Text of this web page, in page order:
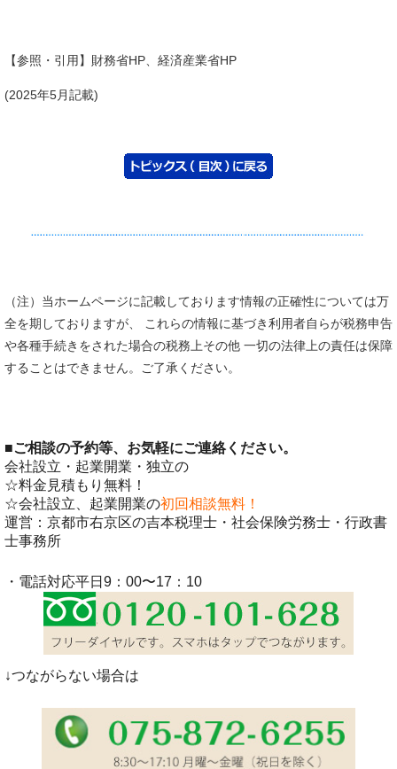
【参照・引用】財務省HP、経済産業省HP
(2025年5月記載)
（注）当ホームページに記載しております情報の正確性については万
全を期しておりますが、 これらの情報に基づき利用者自らが税務申告
や各種手続きをされた場合の税務上その他 一切の法律上の責任は保障
することはできません。ご了承ください。
■ご相談の予約等、お気軽にご連絡ください。
会社設立・起業開業・独立の
☆料金見積もり無料！
☆会社設立、起業開業の初回相談無料！
運営：京都市右京区の吉本税理士・社会保険労務士・行政書
士事務所
・電話対応平日9：00〜17：10
↓つながらない場合は